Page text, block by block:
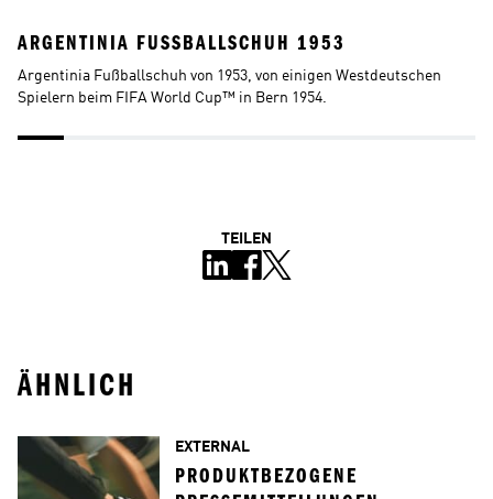
ARGENTINIA FUSSBALLSCHUH 1953
Argentinia Fußballschuh von 1953, von einigen Westdeutschen
Spielern beim FIFA World Cup™ in Bern 1954.
TEILEN
ÄHNLICH
EXTERNAL
PRODUKTBEZOGENE